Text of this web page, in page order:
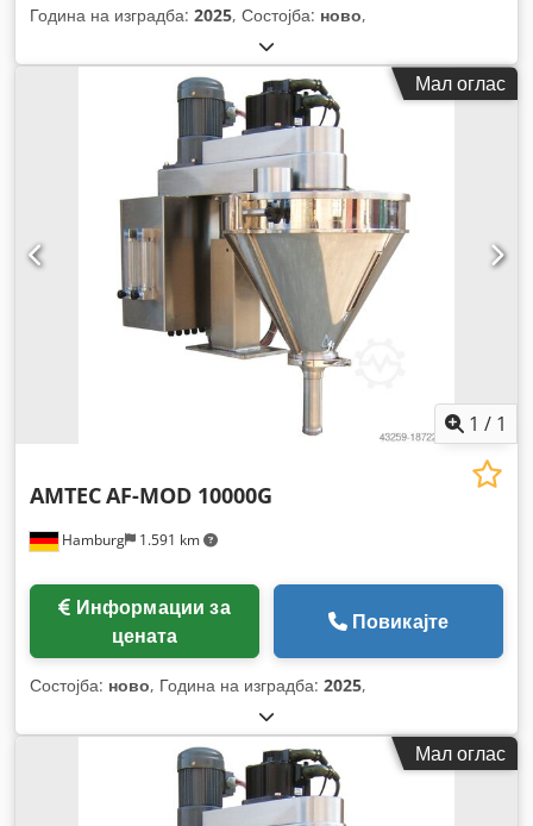
Година на изградба: 2025, Состојба: ново,
Мал оглас
1 / 1
Hamburg 1.591 km
AMTECAF-MOD 10000G
цената
Повикајте
Состојба: ново, Година на изградба: 2025,
Мал оглас